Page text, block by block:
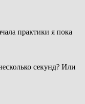
практики я пока
секунд? Или